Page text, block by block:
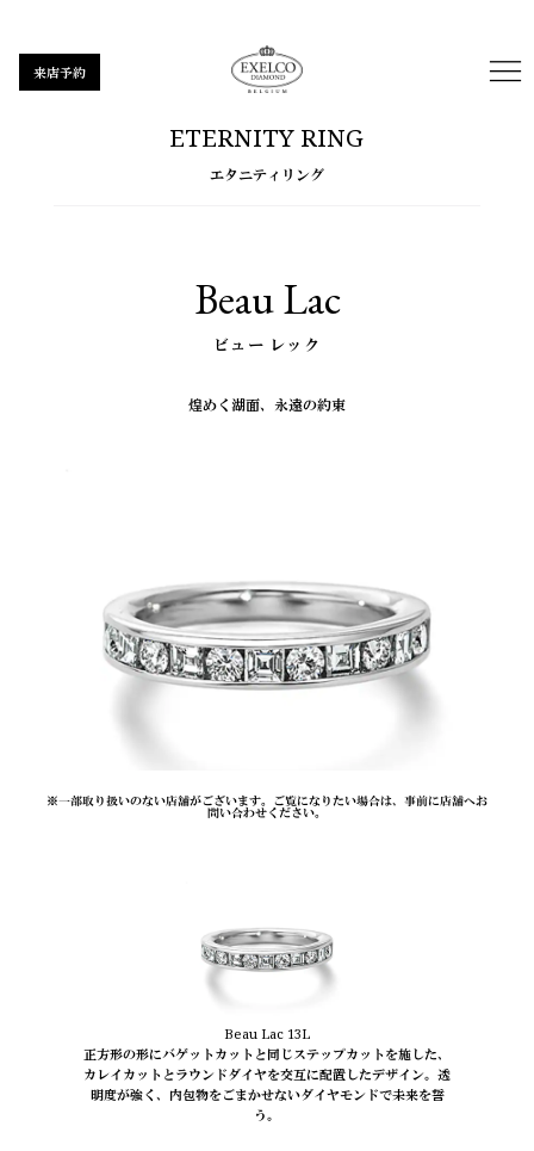
ETERNITY RING
エタニティリング
Beau Lac
ビュー レック
煌めく湖面、 永遠の約束
※一部取り扱いのない店舗がございます。ご覧になりたい場合は、事前に店舗へお
問い合わせください。
Beau Lac 13L
正方形の形にバゲットカットと同じステップカットを施した、
カレイカットとラウンドダイヤを交互に配置したデザイン。透
明度が強く、内包物をごまかせないダイヤモンドで未来を誓
う。
来店予約